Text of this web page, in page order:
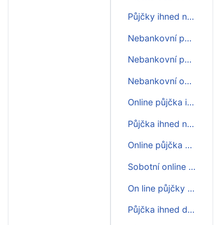
Půjčky ihned na občanku
Nebankovní půjčka online ihned na účet
Nebankovní půjčka ihned bez ručitele
Nebankovní okamžité půjčky zdarma ihned
Online půjčka ihned 500000
Půjčka ihned na účtu
Online půjčka na účet ihned
Sobotní online mikro půjčka ihned
On line půjčky zdarma ihned
Půjčka ihned do 20000